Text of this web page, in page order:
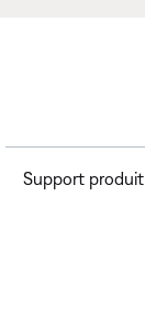
Support produit